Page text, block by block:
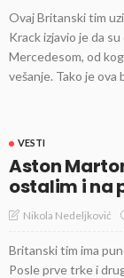
Ovaj Britanski tim
Krack izjavio je da
Mercedesom, od
vešanje. Tako je ova
VESTI
Aston
ostalim i na
Nikola Nedeljković
Britanski tim ima
Posle prve trke i